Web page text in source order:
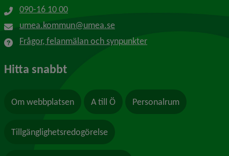
090-16 10 00
umea.kommun@umea.se
Frågor, felanmälan och synpunkter
Hitta snabbt
Om webbplatsen A till Ö Personalrum
Tillgänglighetsredogörelse